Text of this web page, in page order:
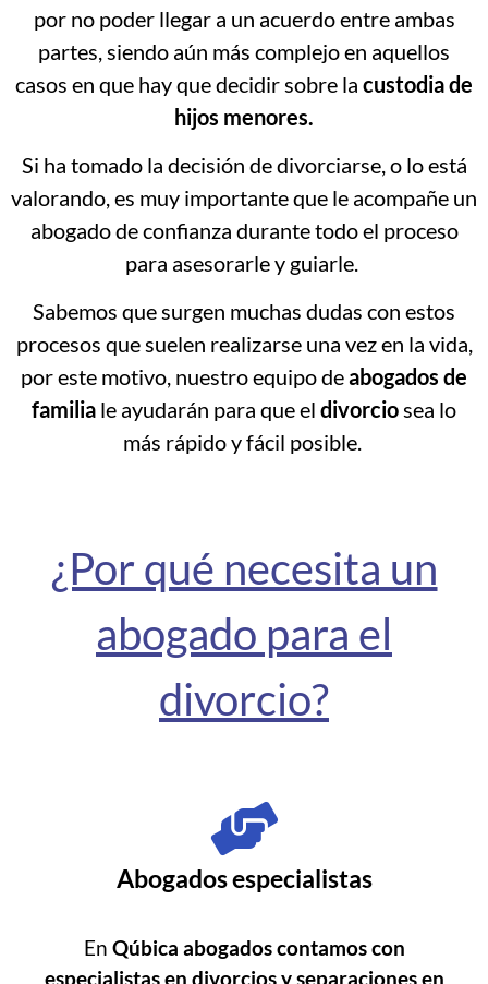
por no poder llegar a un acuerdo entre ambas
partes, siendo aún más complejo en aquellos
casos en que hay que decidir sobre la custodia de
hijos menores.
Si ha tomado la decisión de divorciarse, o lo está
valorando, es muy importante que le acompañe un
abogado de confianza durante todo el proceso
para asesorarle y guiarle.
Sabemos que surgen muchas dudas con estos
procesos que suelen realizarse una vez en la vida,
por este motivo, nuestro equipo deabogados de
familia le ayudarán para que el divorciosea lo
más rápido y fácil posible.
¿Por qué necesita un
abogado para el
divorcio?
Abogados especialistas
En Qúbica abogados contamos con
especialistas en divorcios y separaciones en